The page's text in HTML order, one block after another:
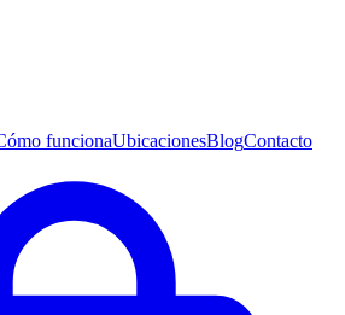
funcionaUbicacionesBlogContacto